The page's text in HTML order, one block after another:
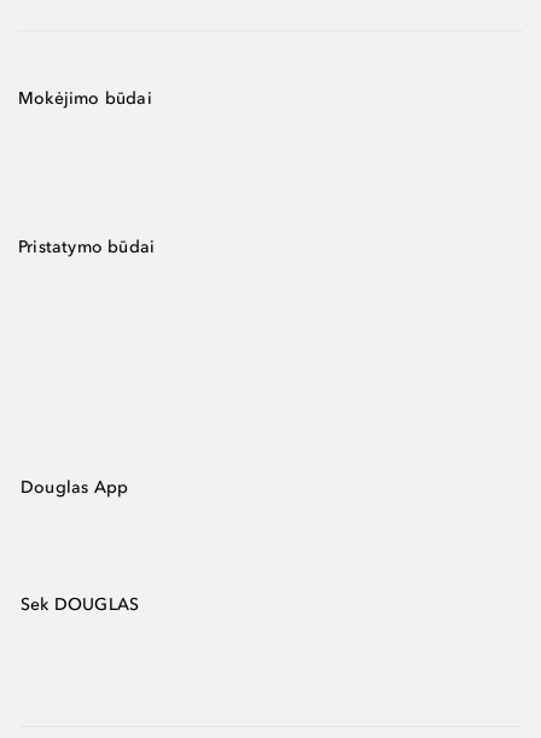
Mokėjimo būdai
Pristatymo būdai
Douglas App
Sek DOUGLAS